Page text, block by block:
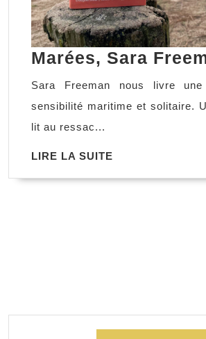
Marées, Sara
Sara Freeman nous livre
sensibilité maritime et solitaire.
lit au ressac...
LIRE LA SUITE